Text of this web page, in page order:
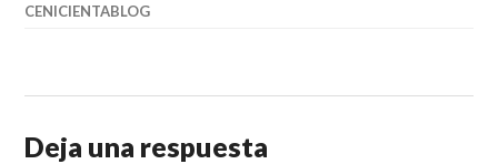
CENICIENTABLOG
Deja una respuesta